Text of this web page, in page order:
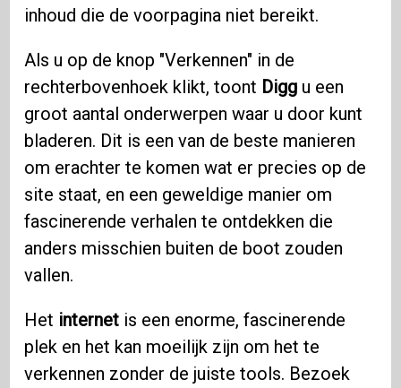
inhoud die de voorpagina niet bereikt.
Als u op de knop "Verkennen" in de
rechterbovenhoek klikt, toont Digg u een
groot aantal onderwerpen waar u door kunt
bladeren. Dit is een van de beste manieren
om erachter te komen wat er precies op de
site staat, en een geweldige manier om
fascinerende verhalen te ontdekken die
anders misschien buiten de boot zouden
vallen.
Het internet is een enorme, fascinerende
plek en het kan moeilijk zijn om het te
verkennen zonder de juiste tools. Bezoek